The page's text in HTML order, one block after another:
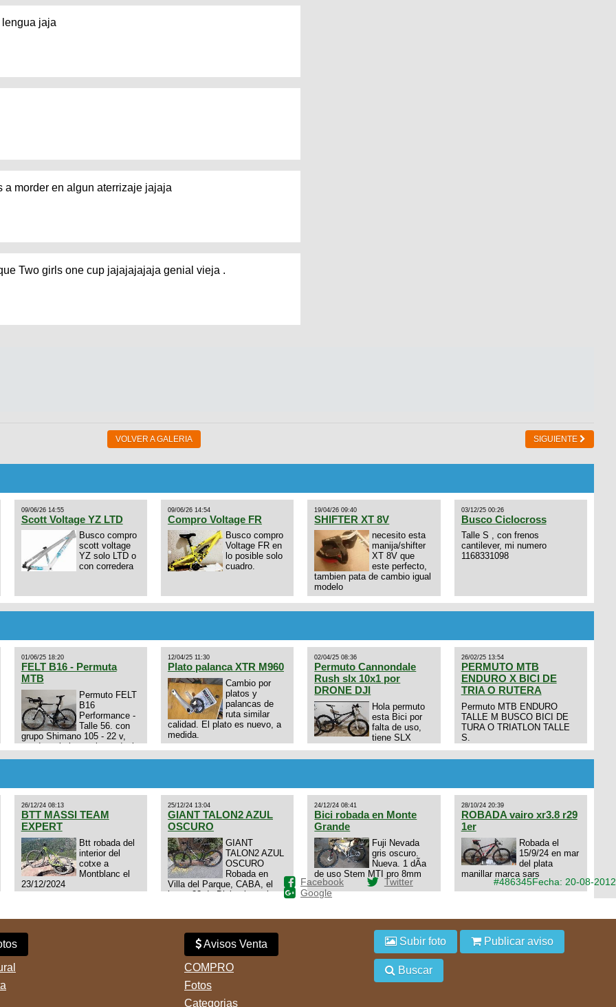
Facebook
Twitter
Google
#486345Fecha: 20-08-2012
jaja
morder en algun aterrizaje jajaja
Two girls one cup jajajajajaja genial vieja .
VOLVER A GALERIA SIGUIENTE
09/06/26 14:55
Scott Voltage YZ LTD
Busco compro
scott voltage
YZ solo LTD o
con corredera
09/06/26 14:54
Compro Voltage FR
Busco compro
Voltage FR en
lo posible solo
cuadro.
19/04/26 09:40
SHIFTER XT 8V
necesito esta
manija/shifter
XT 8V que
este perfecto,
tambien pata de cambio igual
modelo
03/12/25 00:26
Busco Ciclocross
Talle S , con frenos
cantilever, mi numero
1168331098
01/06/25 18:20
FELT B16 - Permuta
MTB
Permuto FELT
B16
Performance -
Talle 56. con
grupo Shimano 105 - 22 v,
cuadro: triatlon carbono dual
12/04/25 11:30
Plato palanca XTR M960
Cambio por
platos y
palancas de
ruta similar
calidad. El plato es nuevo, a
medida.
02/04/25 08:36
Permuto Cannondale
Rush slx 10x1 por
DRONE DJI
Hola permuto
esta Bici por
falta de uso,
tiene SLX
Horquilla Axon tope de gama
por drone de la marca Dji, les
interesa 3434568861 saludos
26/02/25 13:54
PERMUTO MTB
ENDURO X BICI DE
TRIA O RUTERA
Permuto MTB ENDURO
TALLE M BUSCO BICI DE
TURA O TRIATLON TALLE
S.
26/12/24 08:13
BTT MASSI TEAM
EXPERT
Btt robada del
interior del
cotxe a
Montblanc el
23/12/2024
25/12/24 13:04
GIANT TALON2 AZUL
OSCURO
GIANT
TALON2 AZUL
OSCURO
Robada en
Villa del Parque, CABA, el
lunes 23 de Diciembre a las
24/12/24 08:41
Bici robada en Monte
Grande
Fuji Nevada
gris oscuro.
Nueva. 1 dÃ­a
de uso Stem MTI pro 8mm
28/10/24 20:39
ROBADA vairo xr3.8 r29
1er
Robada el
15/9/24 en mar
del plata
manillar marca sars
Avisos Venta
COMPRO
Fotos
Categorias
Subir foto Publicar aviso
Buscar